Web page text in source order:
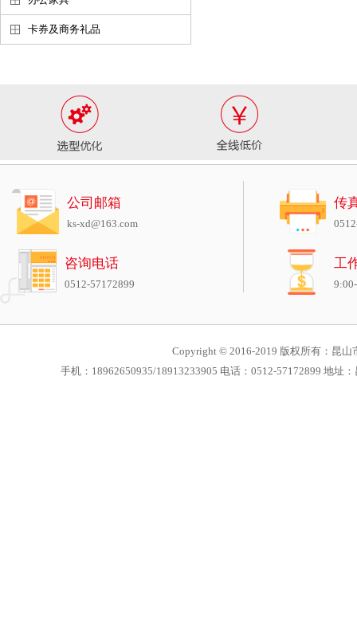
卡券及商务礼品
公司邮箱
ks-xd@163.com
咨询电话
0512-57172899
传
工
Copyright © 2016-2019 版权所有：昆山
手机：18962650935/18913233905 电话：0512-57172899 地址